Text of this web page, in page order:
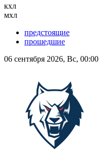
кхл
мхл
предстоящие
прошедшие
06 сентября 2026, Вс, 00:00